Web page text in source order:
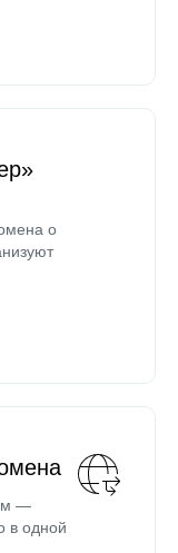
о
—
в одной